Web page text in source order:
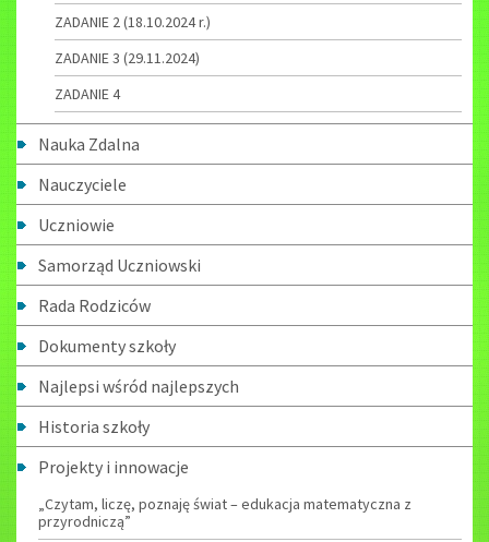
ZADANIE 2 (18.10.2024 r.)
ZADANIE 3 (29.11.2024)
ZADANIE 4
Nauka Zdalna
Nauczyciele
Uczniowie
Samorząd Uczniowski
Rada Rodziców
Dokumenty szkoły
Najlepsi wśród najlepszych
Historia szkoły
Projekty i innowacje
„Czytam, liczę, poznaję świat – edukacja matematyczna z
przyrodniczą”